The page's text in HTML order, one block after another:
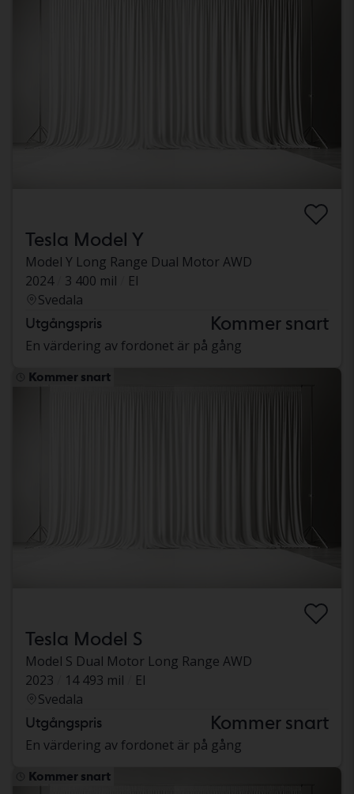
Tesla Model Y
Model Y Long Range Dual Motor AWD
2024
3 400 mil
El
Svedala
Utgångspris Kommer snart
En värdering av fordonet är på gång
Kommer snart
Tesla Model S
Model S Dual Motor Long Range AWD
2023
14 493 mil
El
Svedala
Utgångspris Kommer snart
En värdering av fordonet är på gång
Kommer snart